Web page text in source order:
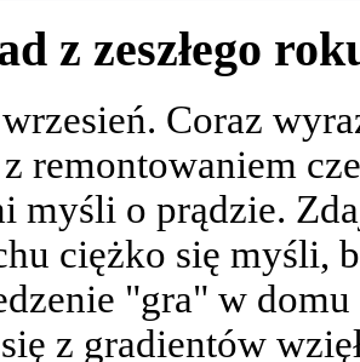
z zeszłego
Coraz
remontowaniem
myśli o prądzie.
ciężko się myśli,
"gra" w
z gradientów